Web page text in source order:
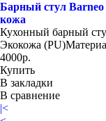
Барный стул Barneo
кожа
Кухонный барный
Экокожа
4000р.
Купить
В закладки
В сравнение
|<